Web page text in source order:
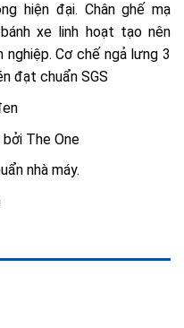
hiện đại. Chân ghế mạ
xe linh hoạt tạo nên
Cơ chế ngả lưng 3
đạt chuẩn SGS
The One
nhà máy.